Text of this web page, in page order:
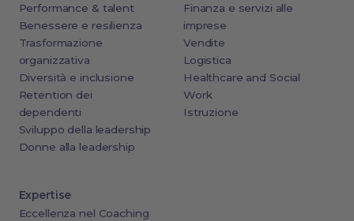
Performance & talent
Benessere e resilienza
Trasformazione
organizzativa
Diversità e inclusione
Retention dei
dependenti
Sviluppo della leadership
Donne alla leadership
Finanza e servizi alle
imprese
Vendite
Logistica
Healthcare and Social
Work
Istruzione
Expertise
Eccellenza nel Coaching